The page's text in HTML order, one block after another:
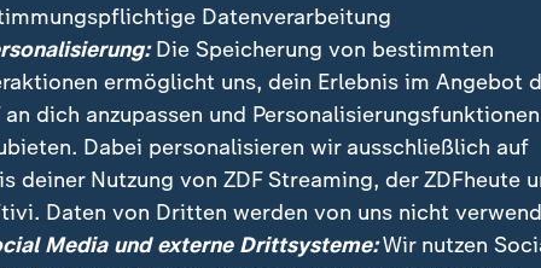
als nötig", räumte Kapitän Emre Can freimütig
lernen, solche Spiele zu
Can
Datenverarbeitung
Die Speicherung von bestimmten
ermöglicht uns, dein Erlebnis im Angebot
an dich anzupassen und Personalisierungsfunktionen
Dabei personalisieren wir ausschließlich auf
deiner Nutzung von ZDF Streaming, der ZDFheute
Daten von Dritten werden von uns nicht
Media und externe Drittsysteme:Wir nutzen